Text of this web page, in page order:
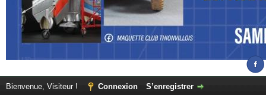
Bienvenue, Visiteur ! Connexion S’enregistrer